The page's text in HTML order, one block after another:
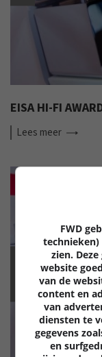
EISA HI-FI
Lees meer
FWD
zien.
website
van de
content en
van
diensten te
gegevens
en